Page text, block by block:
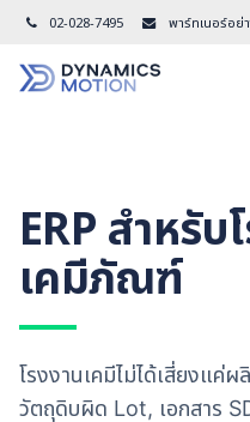
02-028-7495 พาร์ทเนอร์อย่
ERP สำหรั
เคมีภัณฑ์
โรงงานเคมีไม่ได้เสี่ยงแค่
วัตถุดิบผิด Lot, เอกสาร